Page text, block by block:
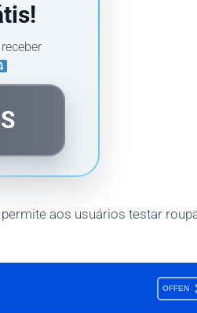
aos usuários testar
OFFEN